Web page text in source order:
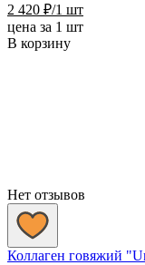
2 420 ₽/1 шт
цена за 1 шт
В корзину
Нет отзывов
Коллаген говяжий